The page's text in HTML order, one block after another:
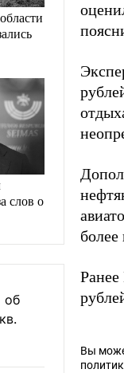
слов о
об
более
Вы